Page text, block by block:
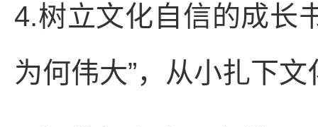
4.树立文化自信的成长
为何伟大”，从小扎下